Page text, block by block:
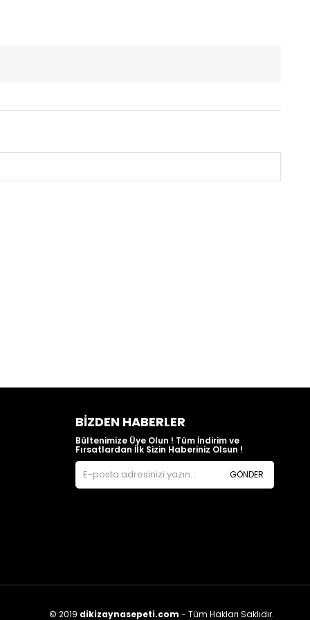
BIZDEN HABERLER
Bültenimize Üye Olun ! Tüm İndirim ve
Fırsatlardan İlk Sizin Haberiniz Olsun !
GÖNDER
© 2019 dikizaynasepeti.com - Tüm Hakları Saklıdır.